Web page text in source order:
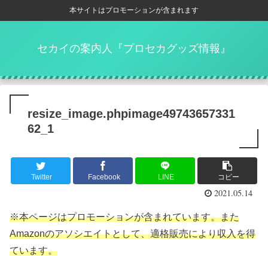
本サイトはプロモーションが含まれます
セカイの案内人『プロセカグッズ情報』
resize_image.phpimage49743657331
62_1
Twitter Facebook LINE コピー
2021.05.14
※本ページはプロモーションが含まれています。また
Amazonのアソシエイトとして、適格販売により収入を得
ています。